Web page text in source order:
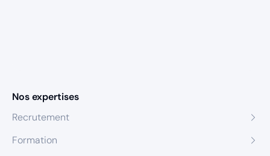
Nos expertises
Recrutement
Formation